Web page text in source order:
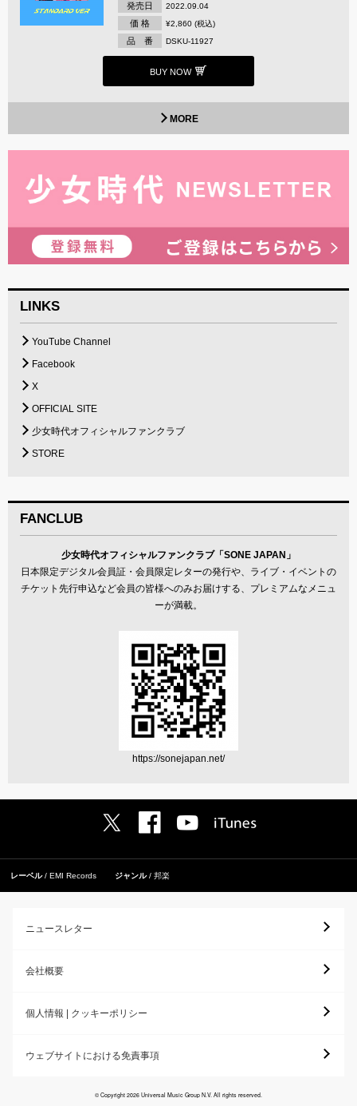
発売日 2022.09.04
価 格 ¥2,860 (税込)
品 番 DSKU-11927
BUY NOW
MORE
LINKS
YouTube Channel
Facebook
X
OFFICIAL SITE
少女時代オフィシャルファンクラブ
STORE
FANCLUB
少女時代オフィシャルファンクラブ「SONE JAPAN」
⽇本限定デジタル会員証・会員限定レターの発行や、ライブ・イベントの
チケット先行申込など会員の皆様へのみお届けする、プレミアムなメニュ
ーが満載。
https://sonejapan.net/
レーベル EMI Records ジャンル 邦楽
ニュースレター
会社概要
個人情報 | クッキーポリシー
ウェブサイトにおける免責事項
© Copyright 2026 Universal Music Group N.V. All rights reserved.